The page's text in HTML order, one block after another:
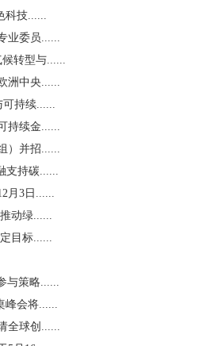
科技......
业委员......
转型与......
洲中央......
可持续......
持续金......
）并招......
支持碳......
月3日......
动绿......
目标......
与策略......
峰会将......
全球创......